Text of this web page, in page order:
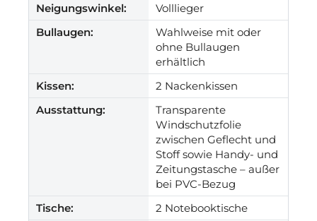
Neigungswinkel:
Volllieger
Bullaugen:
Wahlweise mit oder
ohne Bullaugen
erhältlich
Kissen:
2 Nackenkissen
Ausstattung:
Transparente
Windschutzfolie
zwischen Geflecht und
Stoff sowie Handy- und
Zeitungstasche – außer
bei PVC-Bezug
Tische:
2 Notebooktische